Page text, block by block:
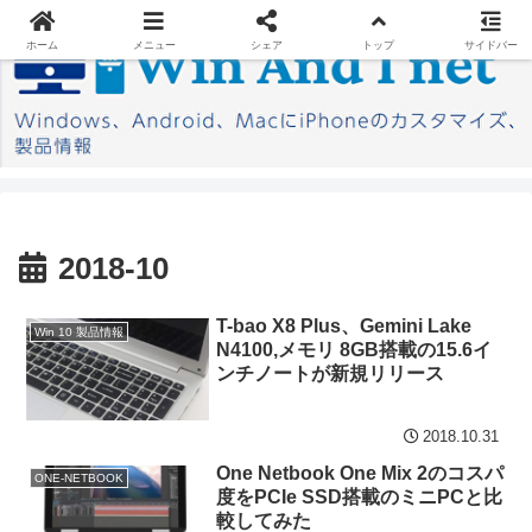
2018-10
Win 10 製品情報
T-bao X8 Plus、Gemini Lake
N4100,メモリ 8GB搭載の15.6イ
ンチノートが新規リリース
2018.10.31
ONE-NETBOOK
One Netbook One Mix 2のコスパ
度をPCIe SSD搭載のミニPCと比
較してみた
ホーム メニュー シェア トップ サイドバー